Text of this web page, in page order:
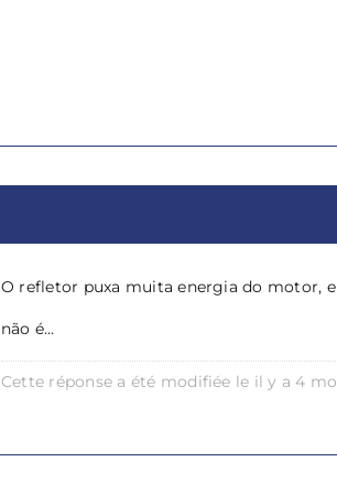
O refletor puxa muita energia do motor,
não é…
Cette réponse a été modifiée le il y a 4